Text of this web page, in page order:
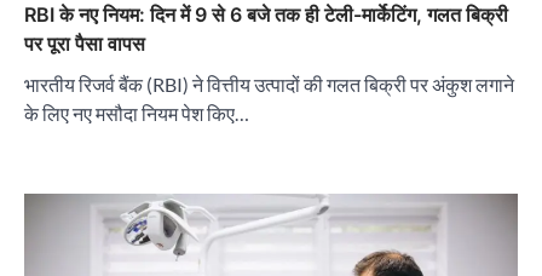
RBI के नए नियम: दिन में 9 से 6 बजे तक ही टेली-मार्केटिंग, गलत बिक्री
पर पूरा पैसा वापस
भारतीय रिजर्व बैंक (RBI) ने वित्तीय उत्पादों की गलत बिक्री पर अंकुश लगाने
के लिए नए मसौदा नियम पेश किए…